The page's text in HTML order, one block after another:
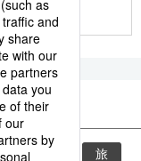
観光 旅